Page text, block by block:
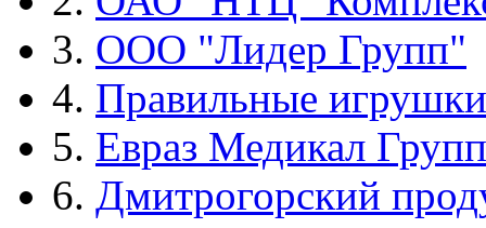
3. ООО "Лидер Групп"
4. Правильные игрушки
5. Евраз Медикал Групп
6. Дмитрогорский